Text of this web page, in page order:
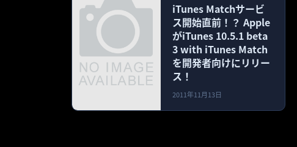
iTunes Matchサービ
ス開始直前！？ Apple
がiTunes 10.5.1 beta
3 with iTunes Match
を開発者向けにリリー
ス！
2011年11月13日